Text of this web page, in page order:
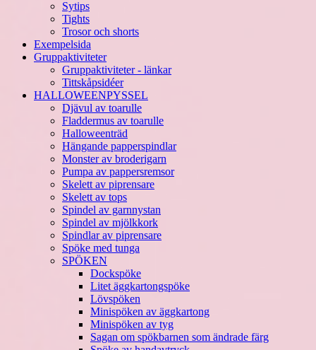
Sytips
Tights
Trosor och shorts
Exempelsida
Gruppaktiviteter
Gruppaktiviteter - länkar
Tittskåpsidéer
HALLOWEENPYSSEL
Djävul av toarulle
Fladdermus av toarulle
Halloweenträd
Hängande papperspindlar
Monster av broderigarn
Pumpa av pappersremsor
Skelett av piprensare
Skelett av tops
Spindel av garnnystan
Spindel av mjölkkork
Spindlar av piprensare
Spöke med tunga
SPÖKEN
Dockspöke
Litet äggkartongspöke
Lövspöken
Minispöken av äggkartong
Minispöken av tyg
Sagan om spökbarnen som ändrade färg